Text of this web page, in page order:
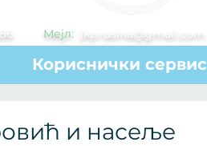
Мејл: jkp.rasina@gmail.com
Кориснички сервис
и насеље